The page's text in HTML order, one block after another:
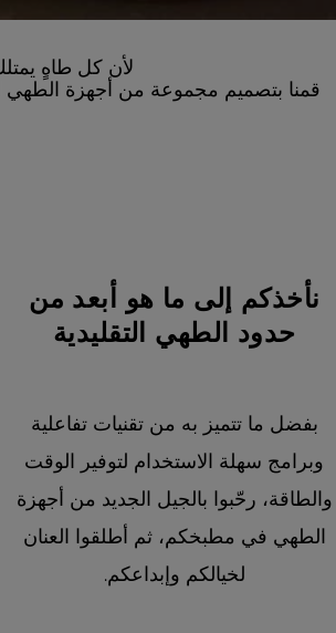
لأن كل طاهٍ
قمنا بتصميم مجموعة من أجهزة الطهي
نأخذكم إلى ما هو أبعد من
حدود الطهي التقليدية
بفضل ما تتميز به من تقنيات تفاعلية
وبرامج سهلة الاستخدام لتوفير الوقت
والطاقة، رحّبوا بالجيل الجديد من أجهزة
الطهي في مطبخكم، ثم أطلقوا العنان
لخيالكم وإبداعكم.